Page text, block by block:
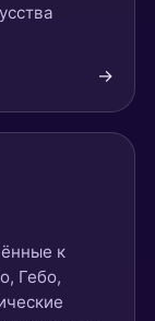
→
к
Гебо,